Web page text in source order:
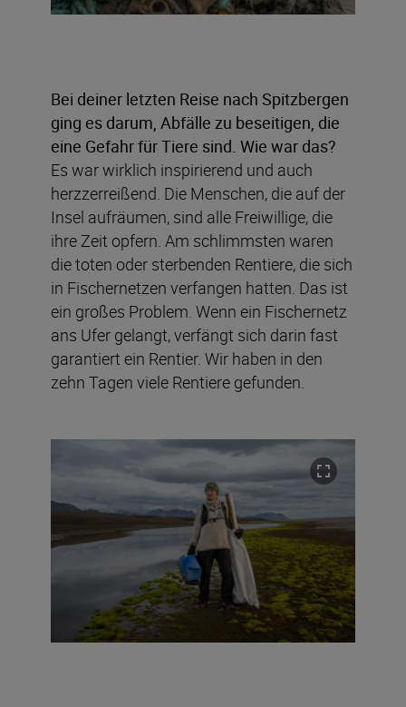
Bei deiner letzten Reise nach Spitzbergen
ging es darum, Abfälle zu beseitigen, die
eine Gefahr für Tiere sind. Wie war das?
Es war wirklich inspirierend und auch
herzzerreißend. Die Menschen, die auf der
Insel aufräumen, sind alle Freiwillige, die
ihre Zeit opfern. Am schlimmsten waren
die toten oder sterbenden Rentiere, die sich
in Fischernetzen verfangen hatten. Das ist
ein großes Problem. Wenn ein Fischernetz
ans Ufer gelangt, verfängt sich darin fast
garantiert ein Rentier. Wir haben in den
zehn Tagen viele Rentiere gefunden.